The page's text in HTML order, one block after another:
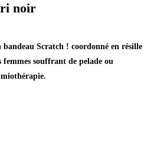
noir
Scratch ! coordonné en résille
souffrant de pelade ou